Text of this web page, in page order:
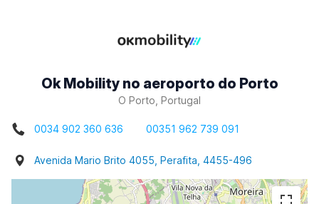
Ok Mobility no aeroporto do Porto
O Porto, Portugal
0034 902 360 636 00351 962 739 091
Avenida Mario Brito 4055, Perafita, 4455-496